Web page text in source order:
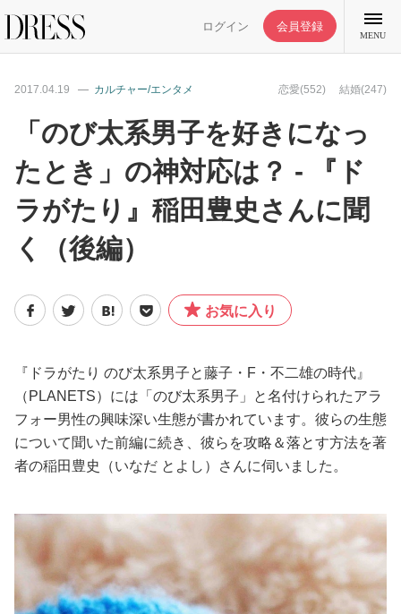
ログイン 会員登録
MENU
特集記事
DRESS部活
ファッション
恋愛/結婚/離婚
美容/健康
妊娠/出産/家族
ココロ/カラダ
2017.04.19 カルチャー/エンタメ 恋愛(552) 結婚(247)
「のび太系男子を好きになっ
たとき」の神対応は？ - 『ド
ラがたり』稲田豊史さんに聞
く（後編）
お気に入り
『ドラがたり のび太系男子と藤子・F・不二雄の時代』
（PLANETS）には「のび太系男子」と名付けられたアラ
フォー男性の興味深い生態が書かれています。彼らの生態
について聞いた前編に続き、彼らを攻略＆落とす方法を著
者の稲田豊史（いなだ とよし）さんに伺いました。